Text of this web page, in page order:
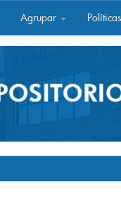
Agrupar Políticas